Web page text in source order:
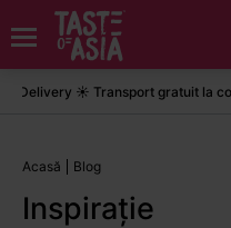
☀️ Transport gratuit la
Acasă Blog
Inspirație